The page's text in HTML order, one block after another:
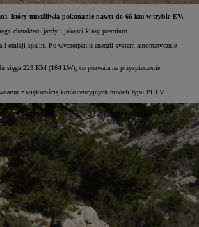
który umożliwia pokonanie nawet do 66 km w trybie EV.
charakteru jazdy i jakości klasy premium.
emisji spalin. Po wyczerpaniu energii system automatycznie
223 KM (164 kW), co pozwala na przyspieszenie
z większością konkurencyjnych modeli typu PHEV.